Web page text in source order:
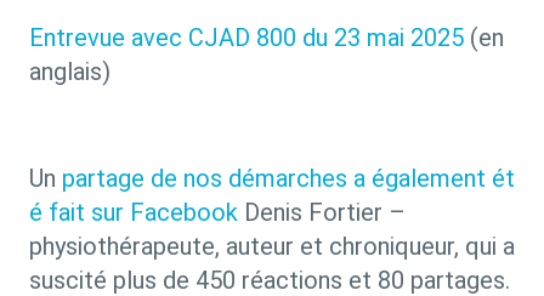
Entrevue avec CJAD 800 du 23 mai 2025 (en
anglais)
Un partage de nos démarches a également ét
é fait sur Facebook Denis Fortier –
physiothérapeute, auteur et chroniqueur, qui a
suscité plus de 450 réactions et 80 partages.